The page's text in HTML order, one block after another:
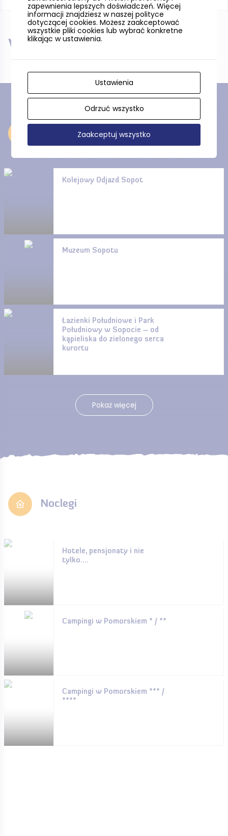
W pobliżu
Kolejowy Odjazd Sopot
Muzeum Sopotu
Łazienki Południowe i Park
Południowy w Sopocie – od
kąpieliska do zielonego serca
kurortu
Pokaż więcej
Noclegi
Hotele, pensjonaty i nie
tylko....
Campingi w Pomorskiem * / **
Campingi w Pomorskiem *** /
****
zapewnienia lepszych doświadczeń. Więcej
informacji znajdziesz w naszej polityce
dotyczącej cookies. Możesz zaakceptować
wszystkie pliki cookies lub wybrać konkretne
klikając w ustawienia.
Ustawienia
Odrzuć wszystko
Zaakceptuj wszystko